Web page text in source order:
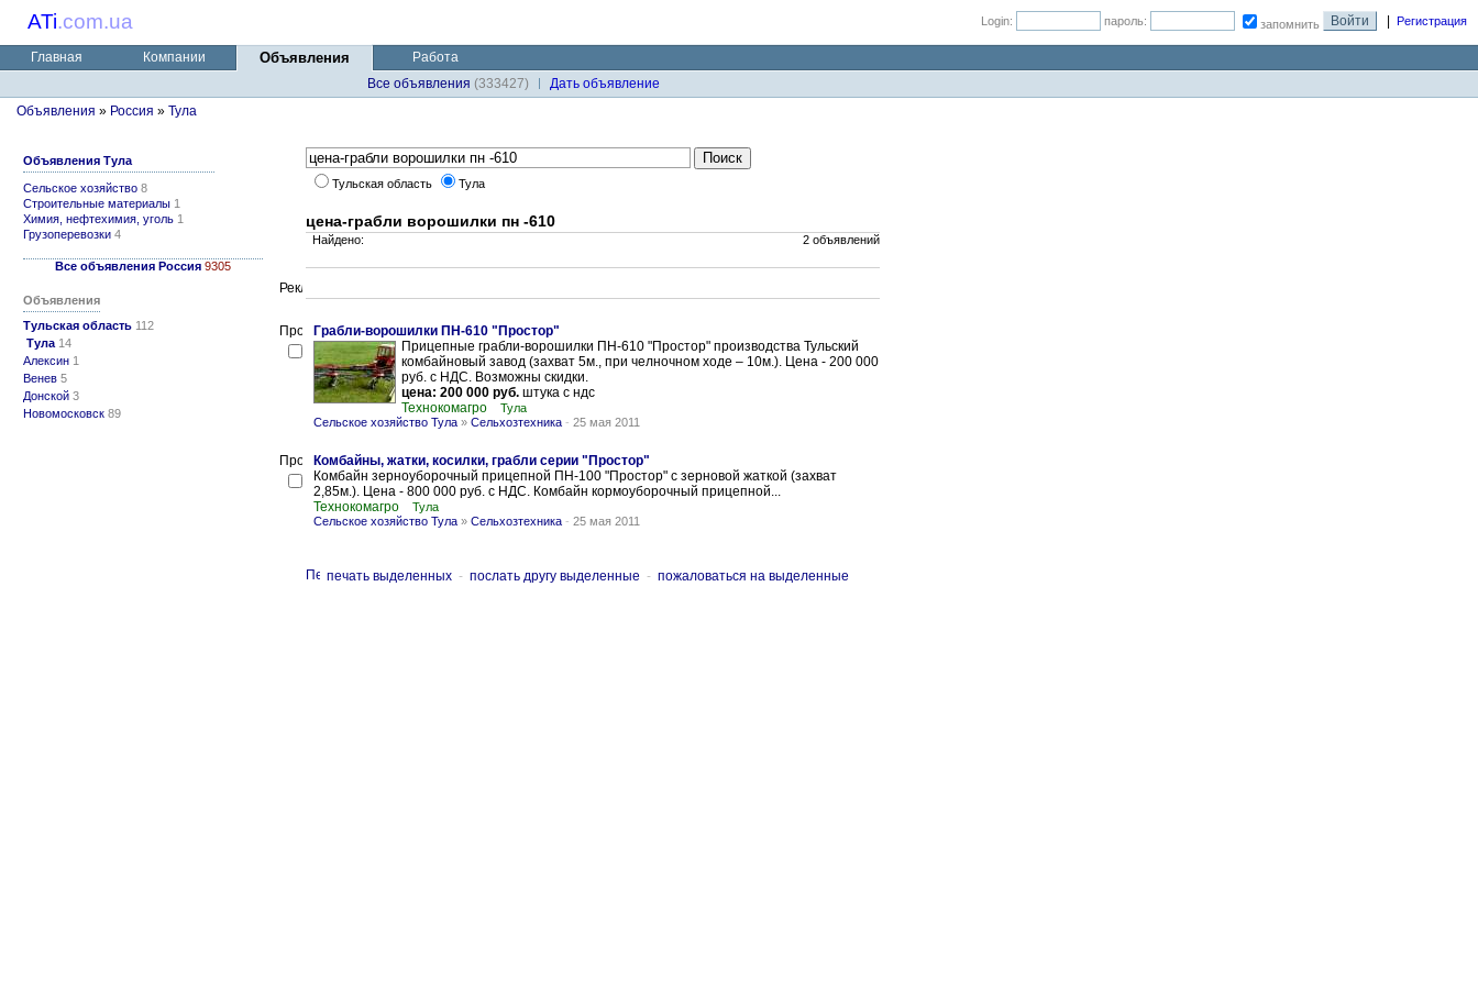
ATi.com.ua Login: пароль: запомнить Регистрация
Главная Компании Объявления
Работа
Все объявления (333427)
Дaть объявление
Объявления » Россия » Тула
Объявления Тула
Сельское хозяйство 8
Строительные материалы 1
Химия, нефтехимия, уголь 1
Грузоперевозки 4
Все объявления Россия 9305
Объявления
Тульская область 112
Тула 14
Алексин 1
Венев 5
Донской 3
Новомосковск 89
Тульская область Тула
цена-грабли ворошилки пн -610
Найдено: 2 объявлений
Грабли-ворошилки ПН-610 "Простор"
Прицепные грабли-ворошилки ПН-610 "Простор" производства Тульский
комбайновый завод (захват 5м., при челночном ходе – 10м.). Цена - 200 000
руб. с НДС. Возможны скидки.
цена: 200 000 руб. штука с ндс
Технокомагро
Тула
Сельское хозяйство Тула » Сельхозтехника - 25 мая 2011
Комбайны, жатки, косилки, грабли серии "Простор"
Комбайн зерноуборочный прицепной ПН-100 "Простор" с зерновой жаткой (захват
2,85м.). Цена - 800 000 руб. с НДС. Комбайн кормоуборочный прицепной...
Технокомагро
Тула
Сельское хозяйство Тула » Сельхозтехника - 25 мая 2011
печать выделенных - послать другу выделенные - пожаловаться на выделенные